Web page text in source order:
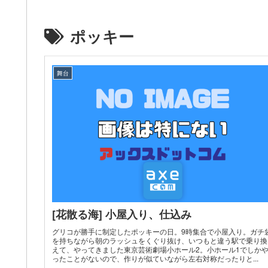
ポッキー
舞台
[花散る海] 小屋入り、仕込み
グリコが勝手に制定したポッキーの日。9時集合で小屋入り。ガチ
を持ちながら朝のラッシュをくぐり抜け、いつもと違う駅で乗り換
えて、やってきました東京芸術劇場小ホール2。小ホール1でしかや
ったことがないので、作りが似ていながら左右対称だったりと...